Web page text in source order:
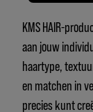
KMS HAIR-
aan jouw
haartype,
en matchen in
precies kunt